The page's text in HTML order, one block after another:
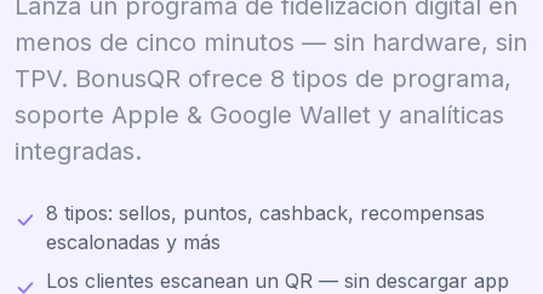
Lanza un programa de fidelización digital en
menos de cinco minutos — sin hardware, sin
TPV. BonusQR ofrece 8 tipos de programa,
soporte Apple & Google Wallet y analíticas
integradas.
8 tipos: sellos, puntos, cashback, recompensas
escalonadas y más
Los clientes escanean un QR — sin descargar app